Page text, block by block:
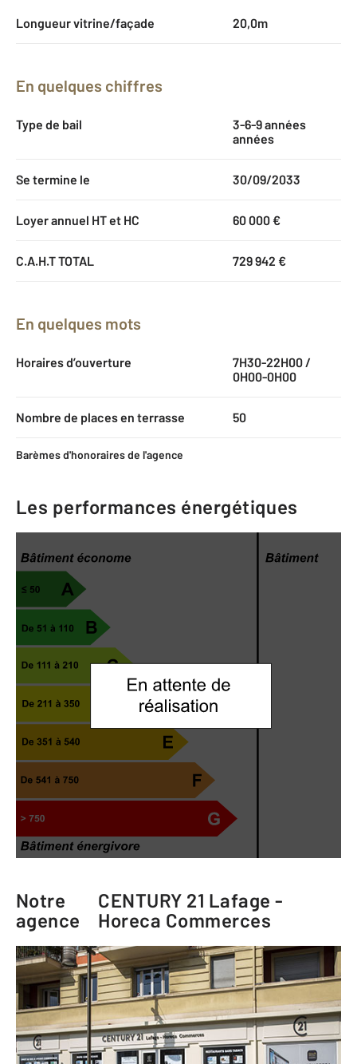
Longueur vitrine/façade 20,0m
En quelques chiffres
Type de bail
3-6-9 années
années
Se termine le 30/09/2033
Loyer annuel HT et HC 60 000 €
C.A.H.T TOTAL 729 942 €
En quelques mots
Horaires d’ouverture
7H30-22H00 /
0H00-0H00
Nombre de places en terrasse 50
Barèmes d'honoraires de l'agence
Les performances énergétiques
Notre
agence
CENTURY 21 Lafage -
Horeca Commerces